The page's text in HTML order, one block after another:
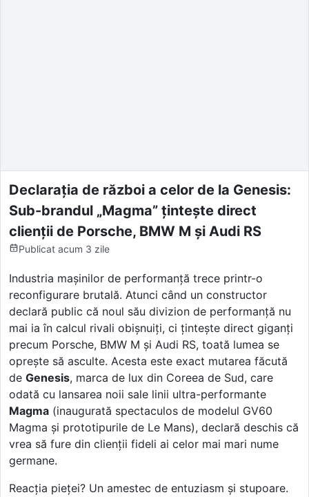
Declarația de război a celor de la Genesis:
Sub-brandul „Magma” țintește direct
clienții de Porsche, BMW M și Audi RS
Publicat acum 3 zile
Industria mașinilor de performanță trece printr-o
reconfigurare brutală. Atunci când un constructor
declară public că noul său divizion de performanță nu
mai ia în calcul rivali obișnuiți, ci țintește direct giganți
precum Porsche, BMW M și Audi RS, toată lumea se
oprește să asculte. Acesta este exact mutarea făcută
de Genesis, marca de lux din Coreea de Sud, care
odată cu lansarea noii sale linii ultra-performante
Magma (inaugurată spectaculos de modelul GV60
Magma și prototipurile de Le Mans), declară deschis că
vrea să fure din clienții fideli ai celor mai mari nume
germane.
Reacția pieței? Un amestec de entuziasm și stupoare.